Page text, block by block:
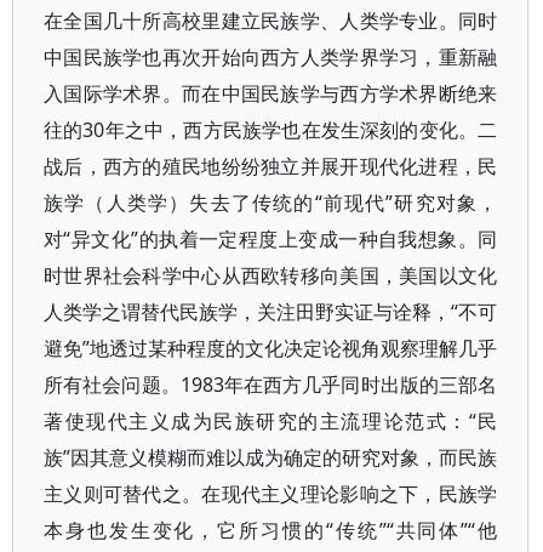
在全国几十所高校里建立民族学、人类学专业。同时
中国民族学也再次开始向西方人类学界学习，重新融
入国际学术界。而在中国民族学与西方学术界断绝来
往的30年之中，西方民族学也在发生深刻的变化。二
战后，西方的殖民地纷纷独立并展开现代化进程，民
族学（人类学）失去了传统的“前现代”研究对象，
对“异文化”的执着一定程度上变成一种自我想象。同
时世界社会科学中心从西欧转移向美国，美国以文化
人类学之谓替代民族学，关注田野实证与诠释，“不可
避免”地透过某种程度的文化决定论视角观察理解几乎
所有社会问题。1983年在西方几乎同时出版的三部名
著使现代主义成为民族研究的主流理论范式：“民
族”因其意义模糊而难以成为确定的研究对象，而民族
主义则可替代之。在现代主义理论影响之下，民族学
本身也发生变化，它所习惯的“传统”“共同体”“他